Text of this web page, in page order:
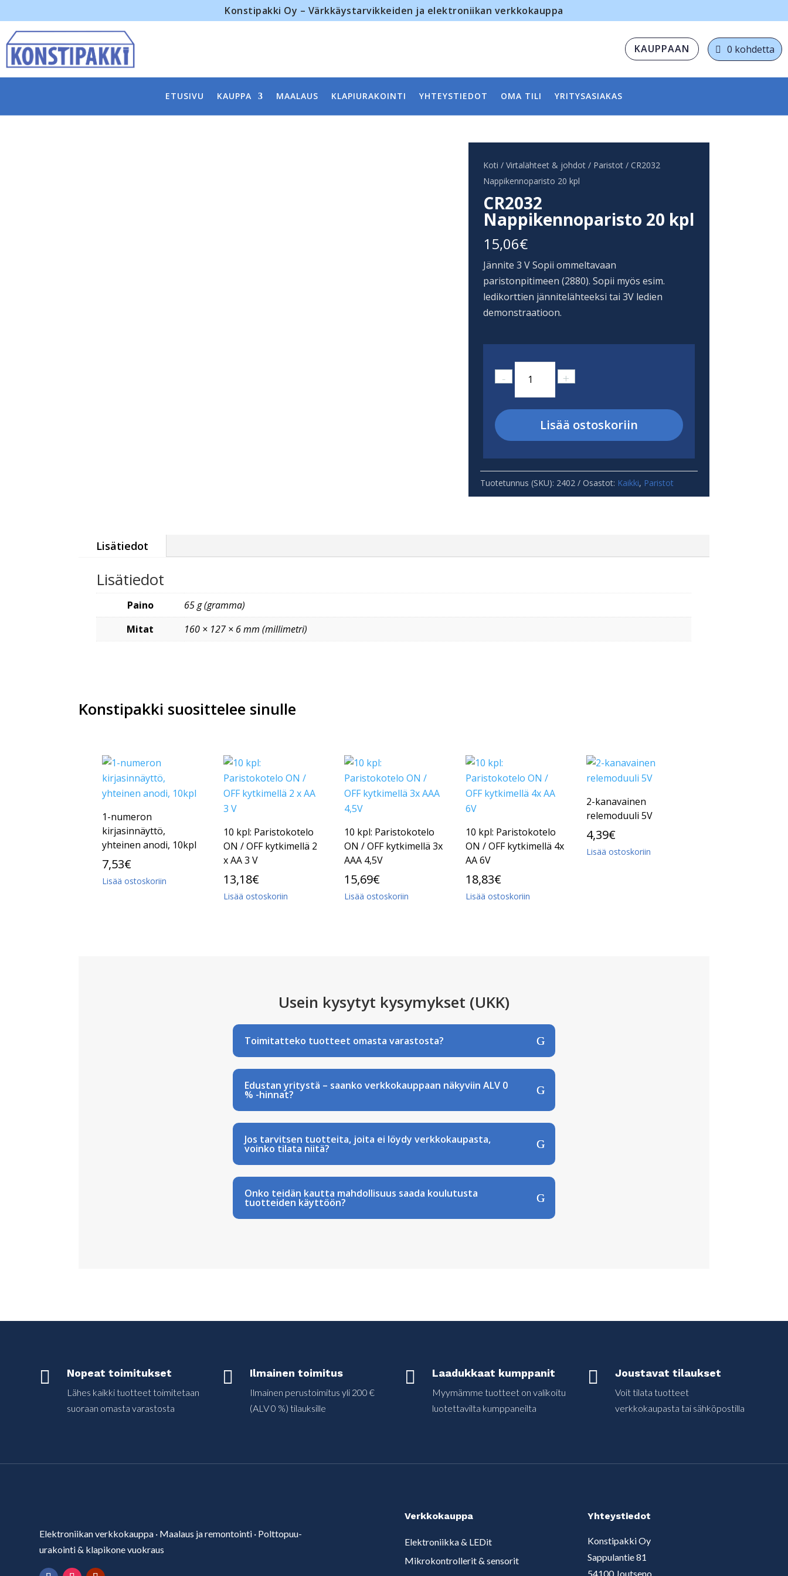
Konstipakki Oy – Värkkäystarvikkeiden ja elektroniikan verkkokauppa
KAUPPAAN 0 kohdetta
ETUSIVU KAUPPA MAALAUS KLAPIURAKOINTI YHTEYSTIEDOT OMA TILI YRITYSASIAKAS
Koti / Virtalähteet & johdot/ Paristot/ CR2032
Nappikennoparisto 20 kpl
CR2032
Nappikennoparisto 20 kpl
15,06€
Jännite 3 V Sopii ommeltavaan
paristonpitimeen (2880). Sopii myös esim.
ledikorttien jännitelähteeksi tai 3V ledien
demonstraatioon.
-
Nappikennoparisto
20
määrä
+
Lisää ostoskoriin
Tuotetunnus (SKU): 2402 Osastot: Kaikki, Paristot
Lisätiedot
Lisätiedot
Paino
65 g (gramma)
Mitat
160 × 127 × 6 mm (millimetri)
Konstipakki suosittelee sinulle
1-numeron
kirjasinnäyttö,
yhteinen anodi, 10kpl
7,53€
Lisää ostoskoriin
10 kpl: Paristokotelo
ON / OFF kytkimellä 2
x AA 3 V
13,18€
Lisää ostoskoriin
10 kpl: Paristokotelo
ON / OFF kytkimellä 3x
AAA 4,5V
15,69€
Lisää ostoskoriin
10 kpl: Paristokotelo
ON / OFF kytkimellä 4x
AA 6V
18,83€
Lisää ostoskoriin
2-kanavainen
relemoduuli 5V
4,39€
Lisää ostoskoriin
Usein kysytyt kysymykset (UKK)
Toimitatteko tuotteet omasta varastosta?
Edustan yritystä – saanko verkkokauppaan näkyviin ALV 0
% -hinnat?
Jos tarvitsen tuotteita, joita ei löydy verkkokaupasta,
voinko tilata niitä?
Onko teidän kautta mahdollisuus saada koulutusta
tuotteiden käyttöön?
 Nopeat toimitukset
Lähes kaikki tuotteet toimitetaan
suoraan omasta varastosta
 Ilmainen toimitus
Ilmainen perustoimitus yli 200 €
(ALV 0 %) tilauksille
 Laadukkaat kumppanit
Myymämme tuotteet on valikoitu
luotettavilta kumppaneilta
 Joustavat tilaukset
Voit tilata tuotteet
verkkokaupasta tai sähköpostilla
Elektroniikan verkkokauppa · Maalaus ja remontointi · Polttopuu-
urakointi & klapikone vuokraus
Verkkokauppa
Elektroniikka & LEDit
Mikrokontrollerit & sensorit
Yhteystiedot
Konstipakki Oy
Sappulantie 81
54100 Joutseno